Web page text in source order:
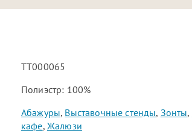
TT000065
Полиэстр: 100%
Абажуры, Выставочные стенды, Зонты,
кафе, Жалюзи